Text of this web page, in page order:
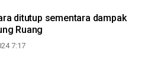
ditutup sementara dampak
Ruang
7:17